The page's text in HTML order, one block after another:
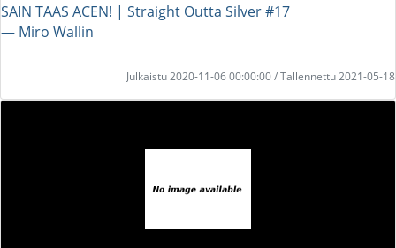
SAIN TAAS ACEN! | Straight Outta Silver #17
― Miro Wallin
Julkaistu 2020-11-06 00:00:00 / Tallennettu 2021-05-18